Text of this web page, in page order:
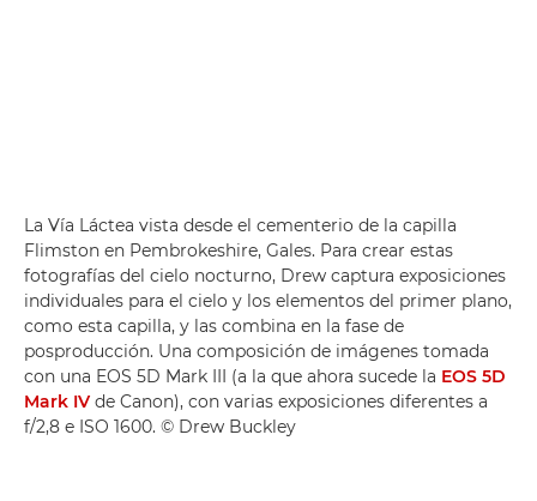
La Vía Láctea vista desde el cementerio de la capilla
Flimston en Pembrokeshire, Gales. Para crear estas
fotografías del cielo nocturno, Drew captura exposiciones
individuales para el cielo y los elementos del primer plano,
como esta capilla, y las combina en la fase de
posproducción. Una composición de imágenes tomada
con una EOS 5D Mark III (a la que ahora sucede la EOS 5D
Mark IV de Canon), con varias exposiciones diferentes a
f/2,8 e ISO 1600. © Drew Buckley